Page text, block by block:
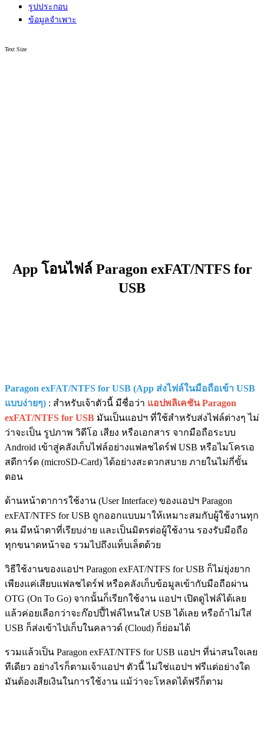
รูปประกอบ
ข้อมูลจำเพาะ
Text Size
App โอนไฟล์ Paragon exFAT/NTFS for
USB
Paragon exFAT/NTFS for USB (App ส่งไฟล์ในมือถือเข้า USB
แบบง่ายๆ) : สำหรับเจ้าตัวนี้ มีชื่อว่า แอปพลิเคชัน Paragon
exFAT/NTFS for USB มันเป็นแอปฯ ที่ใช้สำหรับส่งไฟล์ต่างๆ ไม่
ว่าจะเป็น รูปภาพ วิดีโอ เสียง หรือเอกสาร จากมือถือระบบ
Android เข้าสู่คลังเก็บไฟล์อย่างแฟลชไดร์ฟ USB หรือไมโครเอ
สดีการ์ด (microSD-Card) ได้อย่างสะดวกสบาย ภายในไม่กี่ขั้น
ตอน
ด้านหน้าตาการใช้งาน (User Interface) ของแอปฯ Paragon
exFAT/NTFS for USB ถูกออกแบบมาให้เหมาะสมกับผู้ใช้งานทุก
คน มีหน้าตาที่เรียบง่าย และเป็นมิตรต่อผู้ใช้งาน รองรับมือถือ
ทุกขนาดหน้าจอ รวมไปถึงแท็บเล็ตด้วย
วิธีใช้งานของแอปฯ Paragon exFAT/NTFS for USB ก็ไม่ยุ่งยาก
เพียงแค่เสียบแฟลชไดร์ฟ หรือคลังเก็บข้อมูลเข้ากับมือถือผ่าน
OTG (On To Go) จากนั้นก็เรียกใช้งาน แอปฯ เปิดดูไฟล์ได้เลย
แล้วค่อยเลือกว่าจะก๊อปปี้ไฟล์ไหนใส่ USB ได้เลย หรือถ้าไม่ใส่
USB ก็ส่งเข้าไปเก็บในคลาวด์ (Cloud) ก็ย่อมได้
รวมแล้วเป็น Paragon exFAT/NTFS for USB แอปฯ ที่น่าสนใจเลย
ทีเดียว อย่างไรก็ตามเจ้าแอปฯ ตัวนี้ ไม่ใช่แอปฯ ฟรีแต่อย่างใด
มันต้องเสียเงินในการใช้งาน แม้ว่าจะโหลดได้ฟรีก็ตาม